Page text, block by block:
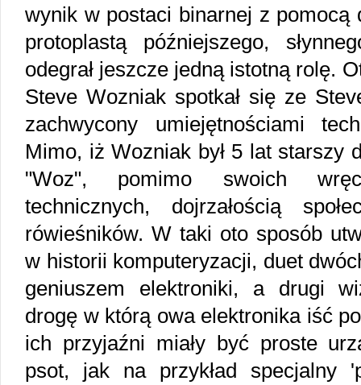
wynik w postaci binarnej z pomocą
protoplastą późniejszego,
odegrał jeszcze jedną istotną rolę.
Steve Wozniak spotkał się ze
zachwycony umiejętnościami
Mimo, iż Wozniak był 5 lat starszy
"Woz", pomimo swoich
technicznych, dojrzałością
rówieśników. W taki oto sposób
w historii komputeryzacji, duet
geniuszem elektroniki, a drugi
drogę w którą owa elektronika iść
ich przyjaźni miały być proste
psot, jak na przykład specjalny